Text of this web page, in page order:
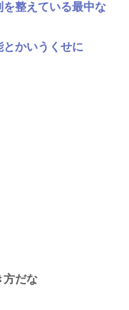
を整えている最中な
かいうくせに
方だな